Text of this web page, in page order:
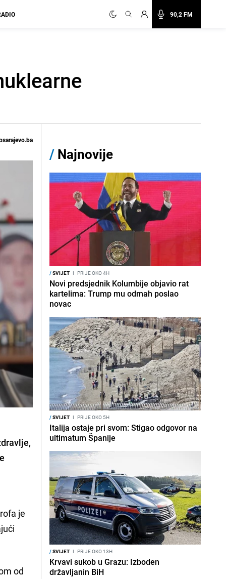
90,2 FM
je
od
/ Najnovije
/SVIJET I PRIJE OKO 4H
Novi predsjednik Kolumbije objavio rat
kartelima: Trump mu odmah poslao
novac
/SVIJET I PRIJE OKO 5H
Italija ostaje pri svom: Stigao odgovor na
ultimatum Španije
/SVIJET I PRIJE OKO 13H
Krvavi sukob u Grazu: Izboden
državljanin BiH